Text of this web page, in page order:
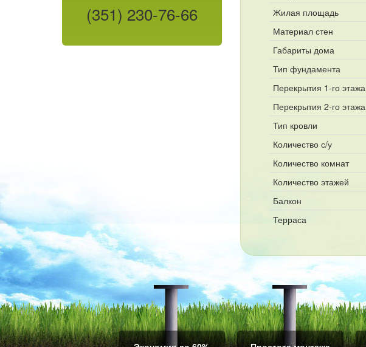
(351) 230-76-66
Жилая площадь
Материал стен
Габариты дома
Тип фундамента
Перекрытия 1-го этажа
Перекрытия 2-го этажа
Тип кровли
Количество с/у
Количество комнат
Количество этажей
Балкон
Терраса